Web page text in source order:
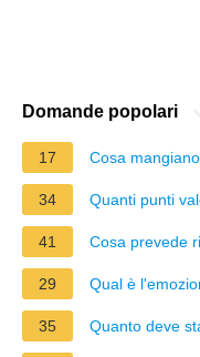
Domande popolari
17 Cosa
34 Quanti punti
41 Cosa prevede
29 Qual è
35 Quanto deve